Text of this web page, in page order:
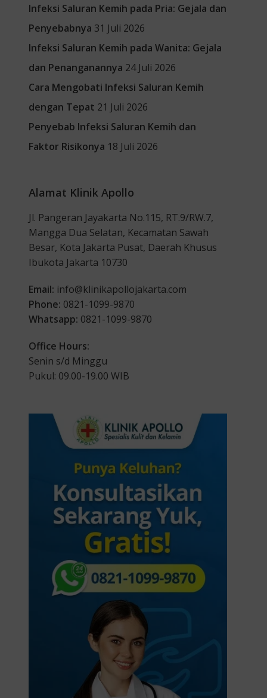
Infeksi Saluran Kemih pada Pria: Gejala dan
Penyebabnya 31 Juli 2026
Infeksi Saluran Kemih pada Wanita: Gejala
dan Penanganannya 24 Juli 2026
Cara Mengobati Infeksi Saluran Kemih
dengan Tepat 21 Juli 2026
Penyebab Infeksi Saluran Kemih dan
Faktor Risikonya 18 Juli 2026
Alamat Klinik Apollo
Jl. Pangeran Jayakarta No.115, RT.9/RW.7,
Mangga Dua Selatan, Kecamatan Sawah
Besar, Kota Jakarta Pusat, Daerah Khusus
Ibukota Jakarta 10730
Email: info@klinikapollojakarta.com
Phone: 0821-1099-9870
Whatsapp: 0821-1099-9870
Office Hours:
Senin s/d Minggu
Pukul: 09.00-19.00 WIB